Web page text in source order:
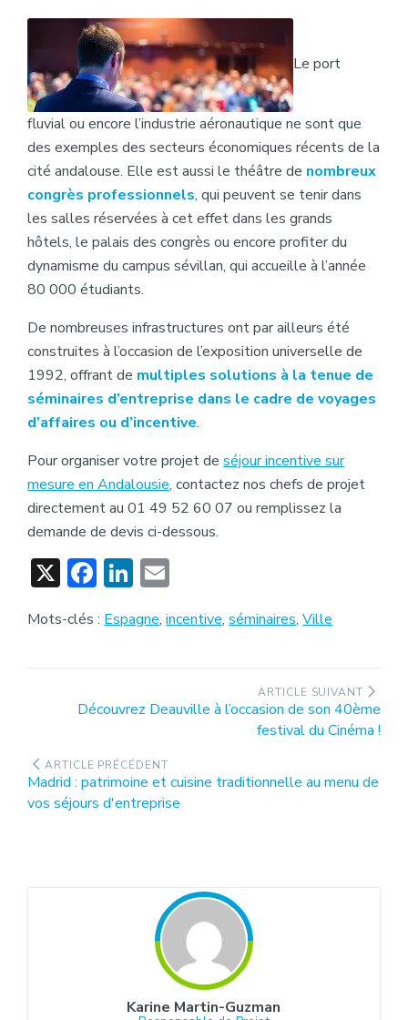
Le port
fluvial ou encore l’industrie aéronautique ne sont que
des exemples des secteurs économiques récents de la
cité andalouse. Elle est aussi le théâtre de nombreux
congrès professionnels, qui peuvent se tenir dans
les salles réservées à cet effet dans les grands
hôtels, le palais des congrès ou encore profiter du
dynamisme du campus sévillan, qui accueille à l’année
80 000 étudiants.
De nombreuses infrastructures ont par ailleurs été
construites à l’occasion de l’exposition universelle de
1992, offrant de multiples solutions à la tenue de
séminaires d’entreprise dans le cadre de voyages
d’affaires ou d’incentive.
Pour organiser votre projet deséjour incentive sur
mesure en Andalousie, contactez nos chefs de projet
directement au 01 49 52 60 07 ou remplissez la
demande de devis ci-dessous.
X Facebook
LinkedIn
Mots-clés : Espagne,incentive,séminaires,Ville
ARTICLE PRÉCÉDENT
Article
précédent
:
Madrid : patrimoine et cuisine traditionnelle au menu de
vos séjours d'entreprise
ARTICLE SUIVANT
Article
suivant
Découvrez Deauville à l’occasion de son 40ème
festival du Cinéma !
Karine Martin-Guzman